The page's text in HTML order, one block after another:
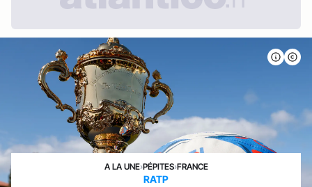
A LA UNE›PÉPITES›FRANCE
RATP